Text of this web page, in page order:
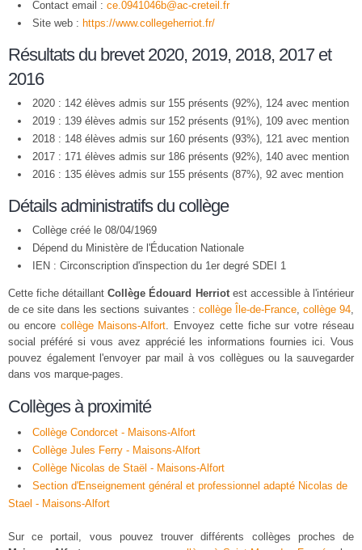
Contact email : ce.0941046b@ac-creteil.fr
Site web : https://www.collegeherriot.fr/
Résultats du brevet 2020, 2019, 2018, 2017 et
2016
2020 : 142 élèves admis sur 155 présents (92%), 124 avec mention
2019 : 139 élèves admis sur 152 présents (91%), 109 avec mention
2018 : 148 élèves admis sur 160 présents (93%), 121 avec mention
2017 : 171 élèves admis sur 186 présents (92%), 140 avec mention
2016 : 135 élèves admis sur 155 présents (87%), 92 avec mention
Détails administratifs du collège
Collège créé le 08/04/1969
Dépend du Ministère de l'Éducation Nationale
IEN : Circonscription d'inspection du 1er degré SDEI 1
Cette fiche détaillantCollège Édouard Herriotest accessible à l'intérieur
de ce site dans les sections suivantes : collège Île-de-France, collège 94,
ou encore collège Maisons-Alfort. Envoyez cette fiche sur votre réseau
social préféré si vous avez apprécié les informations fournies ici. Vous
pouvez également l'envoyer par mail à vos collègues ou la sauvegarder
dans vos marque-pages.
Collèges à proximité
Collège Condorcet - Maisons-Alfort
Collège Jules Ferry - Maisons-Alfort
Collège Nicolas de Staël - Maisons-Alfort
Section d'Enseignement général et professionnel adapté Nicolas de
Stael - Maisons-Alfort
Sur ce portail, vous pouvez trouver différents collèges proches de